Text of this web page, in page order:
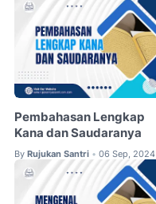
Pembahasan Lengkap
Kana dan Saudaranya
By Rujukan Santri • 06 Sep, 2024